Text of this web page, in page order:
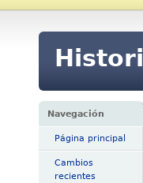
Navegación
Página principal
Cambios
recientes